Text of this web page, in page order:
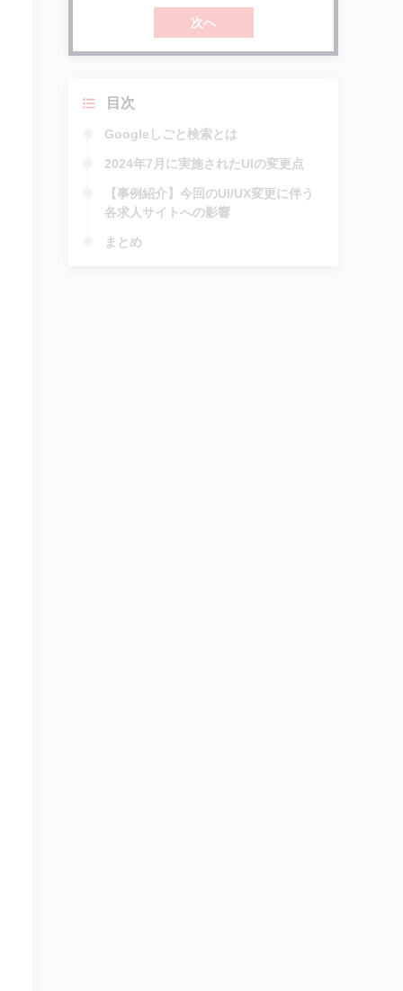
次へ
目次
Googleしごと検索とは
2024年7月に実施されたUIの変更点
【事例紹介】今回のUI/UX変更に伴う
各求人サイトへの影響
まとめ